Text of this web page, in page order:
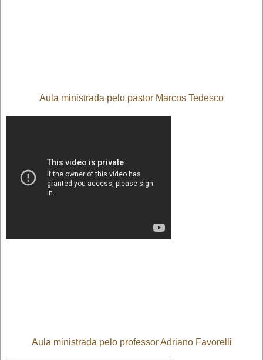
Aula ministrada pelo pastor Marcos Tedesco
Aula ministrada pelo professor Adriano Favorelli